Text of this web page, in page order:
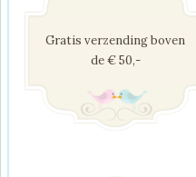
Gratis verzending boven
de € 50,-